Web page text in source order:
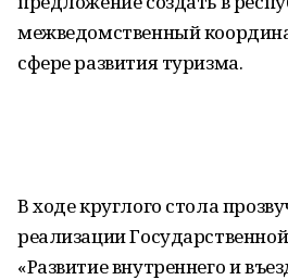
межведомственный
сфере развития туризма.
В ходе круглого стола
реализации
«Развитие внутреннего и